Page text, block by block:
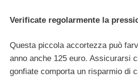
Verificate regolarmente la
Questa piccola accortezza può
anno anche 125 euro. Assicurarsi
gonfiate comporta un risparmio di